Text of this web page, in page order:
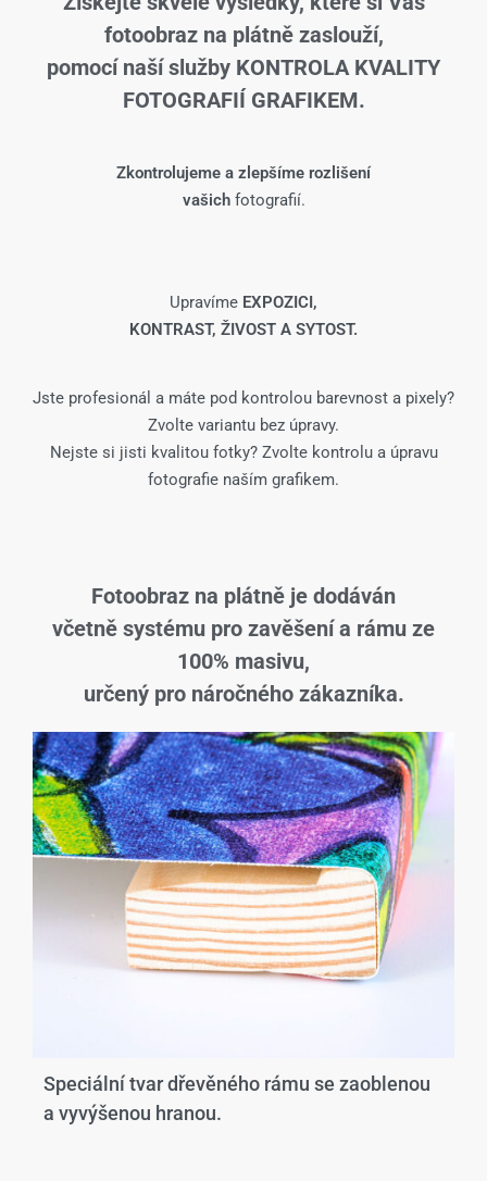
fotoobraz na plátně zaslouží,
pomocí naší služby KONTROLA KVALITY
FOTOGRAFIÍ GRAFIKEM.
Zkontrolujeme a zlepšíme rozlišení
vašich fotografií.
Upravíme EXPOZICI,
KONTRAST, ŽIVOST A SYTOST.
Jste profesionál a máte pod kontrolou barevnost a pixely?
Zvolte variantu bez úpravy.
Nejste si jisti kvalitou fotky? Zvolte kontrolu a úpravu
fotografie naším grafikem.
Fotoobraz na plátně je dodáván
včetně systému pro zavěšení a rámu ze
100% masivu,
určený pro náročného zákazníka.
Speciální tvar dřevěného rámu se zaoblenou
a vyvýšenou hranou.​